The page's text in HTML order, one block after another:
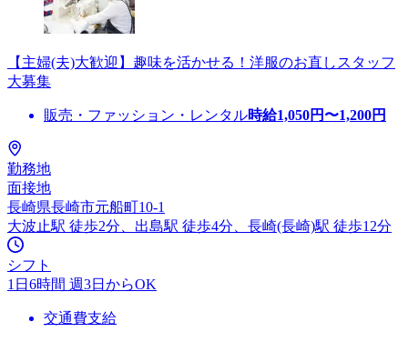
【主婦(夫)大歓迎】趣味を活かせる！洋服のお直しスタッフ
大募集
販売・ファッション・レンタル時給1,050円〜1,200円
勤務地
面接地
長崎県長崎市元船町10-1
大波止駅 徒歩2分、出島駅 徒歩4分、長崎(長崎)駅 徒歩12分
シフト
1日6時間 週3日からOK
交通費支給